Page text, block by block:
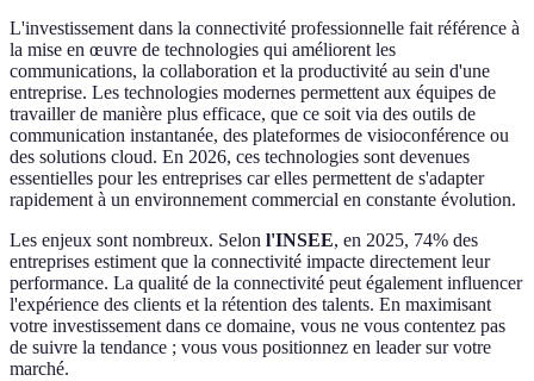
L'investissement dans la connectivité professionnelle fait référence à
la mise en œuvre de technologies qui améliorent les
communications, la collaboration et la productivité au sein d'une
entreprise. Les technologies modernes permettent aux équipes de
travailler de manière plus efficace, que ce soit via des outils de
communication instantanée, des plateformes de visioconférence ou
des solutions cloud. En 2026, ces technologies sont devenues
essentielles pour les entreprises car elles permettent de s'adapter
rapidement à un environnement commercial en constante évolution.
Les enjeux sont nombreux. Selon l'INSEE, en 2025, 74% des
entreprises estiment que la connectivité impacte directement leur
performance. La qualité de la connectivité peut également influencer
l'expérience des clients et la rétention des talents. En maximisant
votre investissement dans ce domaine, vous ne vous contentez pas
de suivre la tendance ; vous vous positionnez en leader sur votre
marché.